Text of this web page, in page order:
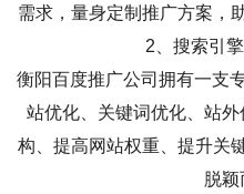
需求，量身定制推广方案，
2、搜索引
衡阳百度推广公司拥有一支
站优化、关键词优化、站
构、提高网站权重、提升关
脱颖